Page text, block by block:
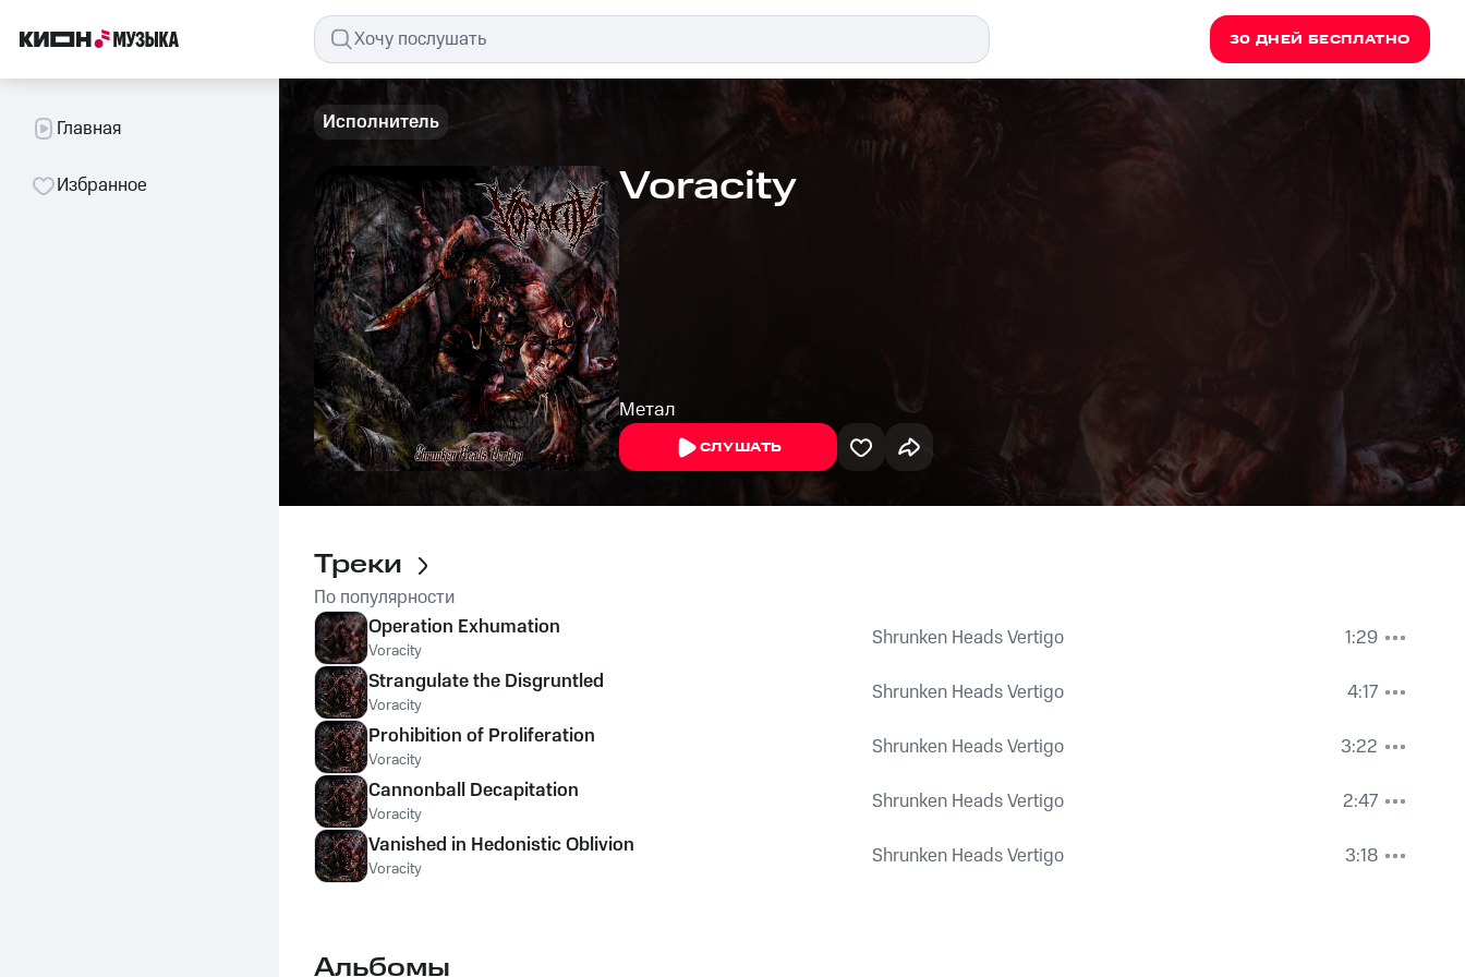
30 ДНЕЙ БЕСПЛАТНО
Главная
Избранное
Исполнитель
Voracity
Метал
СЛУШАТЬ
Треки
По популярности
Operation Exhumation
Voracity Shrunken Heads Vertigo
1:29
Strangulate the Disgruntled
Voracity Shrunken Heads Vertigo
4:17
Prohibition of Proliferation
Voracity Shrunken Heads Vertigo
3:22
Cannonball Decapitation
Voracity Shrunken Heads Vertigo
2:47
Vanished in Hedonistic Oblivion
Voracity Shrunken Heads Vertigo 3:18
Альбомы